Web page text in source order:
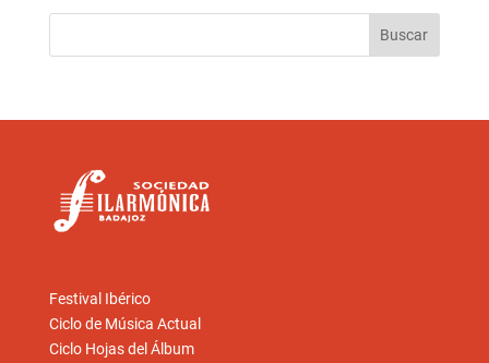
Festival Ibérico
Ciclo de Música Actual
Ciclo Hojas del Álbum